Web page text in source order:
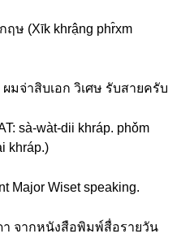
ษ (Xīk khrậng phr̂xm
มจ่าสิบเอก วิเศษ รับสายครับ
sà-wàt-dii khráp. phǒm
khráp.)
Major Wiset speaking.
จากหนังสือพิมพ์สื่อรายวัน